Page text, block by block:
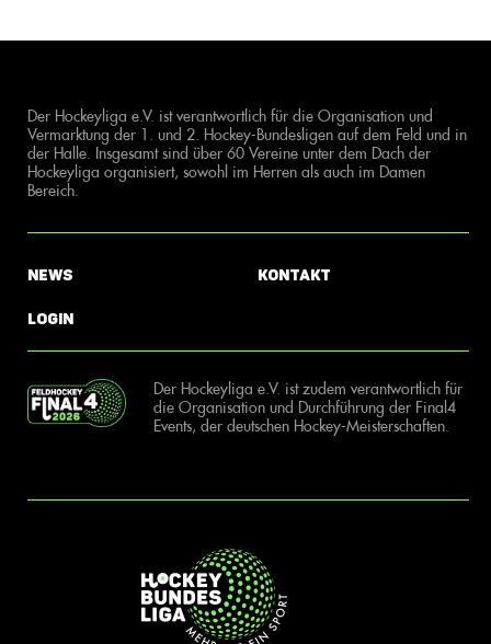
Der Hockeyliga e.V. ist verantwortlich für die Organisation und
Vermarktung der 1. und 2. Hockey-Bundesligen auf dem Feld und in
der Halle. Insgesamt sind über 60 Vereine unter dem Dach der
Hockeyliga organisiert, sowohl im Herren als auch im Damen
Bereich.
News
Login
Kontakt
Der Hockeyliga e.V. ist zudem verantwortlich für
die Organisation und Durchführung der Final4
Events, der deutschen Hockey-Meisterschaften.